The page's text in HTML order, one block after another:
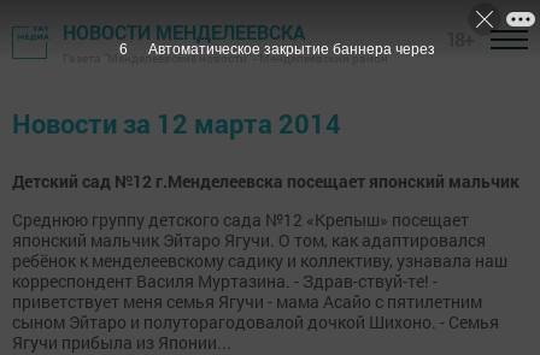
НОВОСТИ МЕНДЕЛЕЕВСКА
Газета "Менделеевские новости" - Менделеевский район
Новости за 12 марта 2014
Детский сад №12 г.Менделеевска посещает японский мальчик
Среднюю группу детского сада №12 «Крепыш» посещает
японский мальчик Эйтаро Ягучи. О том, как адаптировался
ребёнок к менделеевскому садику и коллективу, узнавала наш
корреспондент Василя Муртазина. - Здрав-ствуй-те! -
приветствует меня семья Ягучи - мама Асайо с пятилетним
сыном Эйтаро и полуторагодовалой дочкой Шихоно. - Семья
Ягучи прибыла из Японии...
6 Автоматическое закрытие баннера через